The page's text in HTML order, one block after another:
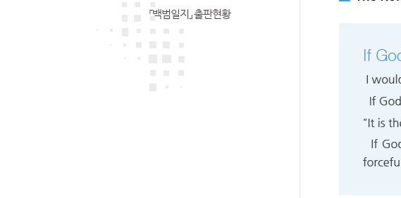
「백범일지」 출판현황